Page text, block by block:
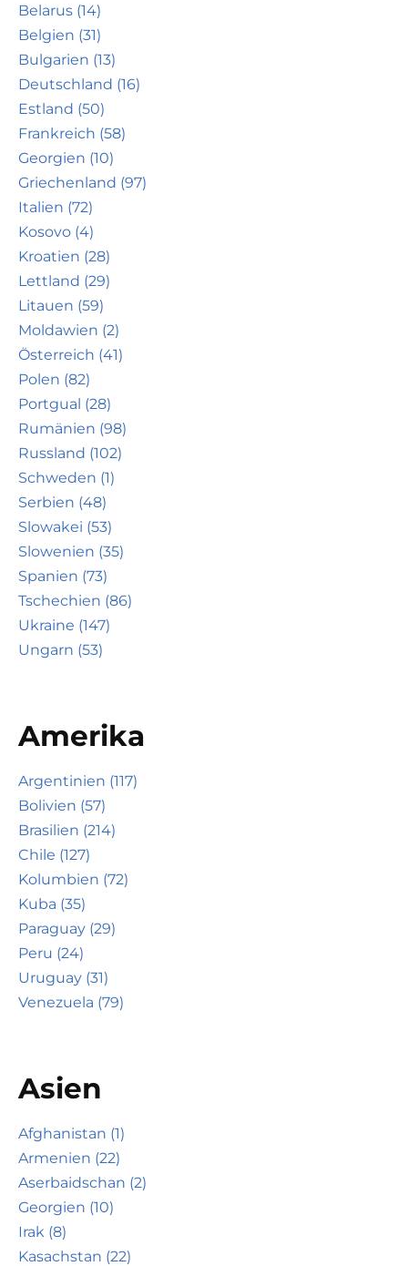
Belarus (14)
Belgien (31)
Bulgarien (13)
Deutschland (16)
Estland (50)
Frankreich (58)
Georgien (10)
Griechenland (97)
Italien (72)
Kosovo (4)
Kroatien (28)
Lettland (29)
Litauen (59)
Moldawien (2)
Österreich (41)
Polen (82)
Portgual (28)
Rumänien (98)
Russland (102)
Schweden (1)
Serbien (48)
Slowakei (53)
Slowenien (35)
Spanien (73)
Tschechien (86)
Ukraine (147)
Ungarn (53)
Amerika
Argentinien (117)
Bolivien (57)
Brasilien (214)
Chile (127)
Kolumbien (72)
Kuba (35)
Paraguay (29)
Peru (24)
Uruguay (31)
Venezuela (79)
Asien
Afghanistan (1)
Armenien (22)
Aserbaidschan (2)
Georgien (10)
Irak (8)
Kasachstan (22)